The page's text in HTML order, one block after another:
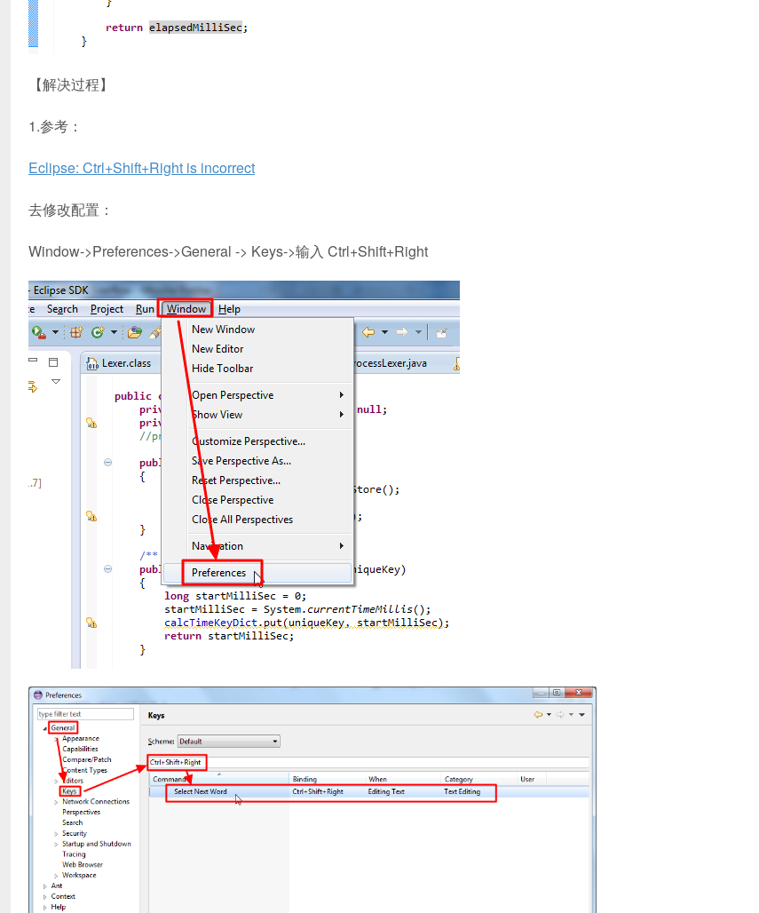
【解决过程】
1.参考：
Eclipse: Ctrl+Shift+Right is incorrect
去修改配置：
Window->Preferences->General -> Keys->输入 Ctrl+Shift+Right